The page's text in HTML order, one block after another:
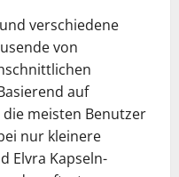
verschiedene
von
auf
meisten Benutzer
nur kleinere
Elvra Kapseln-